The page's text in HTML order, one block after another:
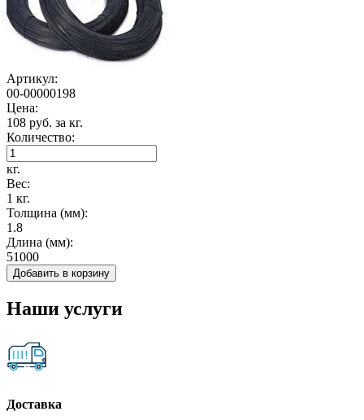
Артикул:
00-00000198
Цена:
108 руб. за кг.
Количество:
кг.
Вес:
1 кг.
Толщина (мм):
1.8
Длина (мм):
51000
Добавить в корзину
Наши услуги
Доставка